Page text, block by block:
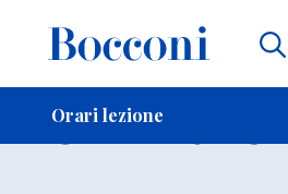
Orari lezione
-
Orari lezione